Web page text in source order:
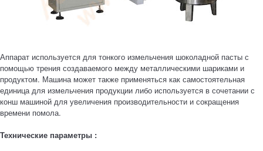
Аппарат используется для тонкого измельчения шоколадной пасты с
помощью трения создаваемого между металлическими шариками и
продуктом. Машина может также применяться как самостоятельная
единица для измельчения продукции либо используется в сочетании с
конш машиной для увеличения производительности и сокращения
времени помола.
Технические параметры :